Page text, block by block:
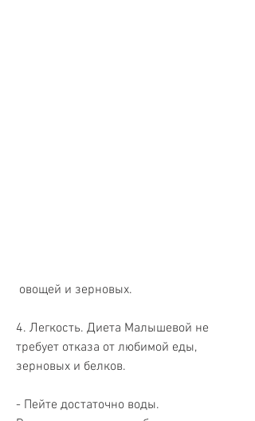
овощей и зерновых.
4. Легкость. Диета Малышевой не
требует отказа от любимой еды,
зерновых и белков.
- Пейте достаточно воды.